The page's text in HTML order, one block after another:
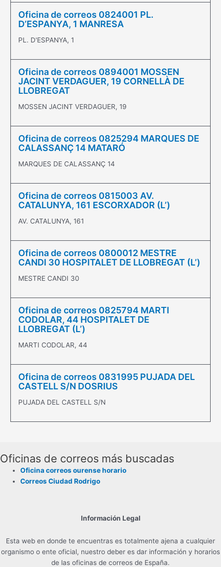
Oficina de correos 0824001 PL.
D’ESPANYA, 1 MANRESA
PL. D'ESPANYA, 1
Oficina de correos 0894001 MOSSEN
JACINT VERDAGUER, 19 CORNELLÀ DE
LLOBREGAT
MOSSEN JACINT VERDAGUER, 19
Oficina de correos 0825294 MARQUES DE
CALASSANÇ 14 MATARÓ
MARQUES DE CALASSANÇ 14
Oficina de correos 0815003 AV.
CATALUNYA, 161 ESCORXADOR (L’)
AV. CATALUNYA, 161
Oficina de correos 0800012 MESTRE
CANDI 30 HOSPITALET DE LLOBREGAT (L’)
MESTRE CANDI 30
Oficina de correos 0825794 MARTI
CODOLAR, 44 HOSPITALET DE
LLOBREGAT (L’)
MARTI CODOLAR, 44
Oficina de correos 0831995 PUJADA DEL
CASTELL S/N DOSRIUS
PUJADA DEL CASTELL S/N
Oficinas de correos más buscadas
Oficina correos ourense horario
Correos Ciudad Rodrigo
Información Legal
Esta web en donde te encuentras es totalmente ajena a cualquier
organismo o ente oficial, nuestro deber es dar información y horarios
de las oficinas de correos de España.